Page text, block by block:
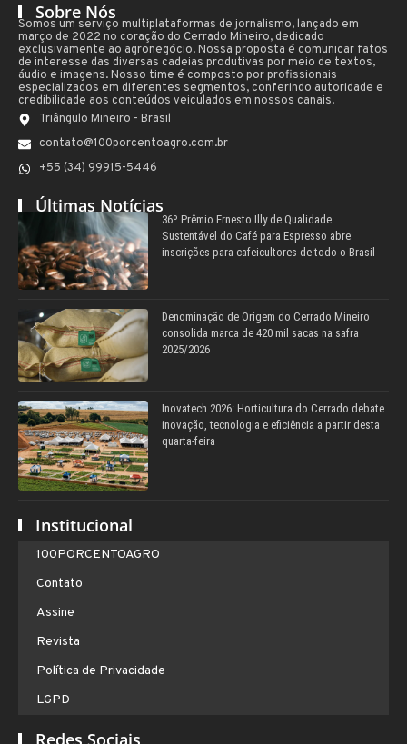
Sobre Nós
Somos um serviço multiplataformas de jornalismo, lançado em
março de 2022 no coração do Cerrado Mineiro, dedicado
exclusivamente ao agronegócio. Nossa proposta é comunicar fatos
de interesse das diversas cadeias produtivas por meio de textos,
áudio e imagens. Nosso time é composto por profissionais
especializados em diferentes segmentos, conferindo autoridade e
credibilidade aos conteúdos veiculados em nossos canais.
Triângulo Mineiro - Brasil
contato@100porcentoagro.com.br
+55 (34) 99915-5446
Últimas Notícias
36º Prêmio Ernesto Illy de Qualidade
Sustentável do Café para Espresso abre
inscrições para cafeicultores de todo o Brasil
Denominação de Origem do Cerrado Mineiro
consolida marca de 420 mil sacas na safra
2025/2026
Inovatech 2026: Horticultura do Cerrado debate
inovação, tecnologia e eficiência a partir desta
quarta-feira
Institucional
100PORCENTOAGRO
Contato
Assine
Revista
Política de Privacidade
LGPD